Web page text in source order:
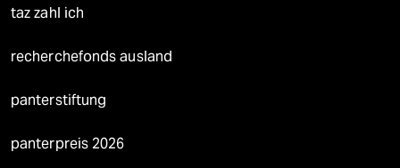
taz zahl ich
recherchefonds ausland
panterstiftung
panterpreis 2026